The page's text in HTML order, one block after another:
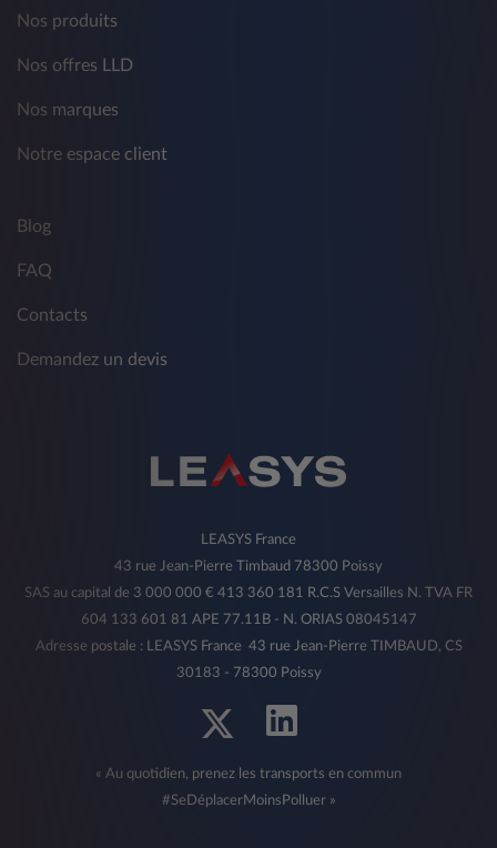
Nos produits
Nos offres LLD
Nos marques
Notre espace client
Blog
FAQ
Contacts
Demandez un devis
LEASYS France
43 rue Jean-Pierre Timbaud 78300 Poissy
SAS au capital de 3 000 000 € 413 360 181 R.C.S Versailles N. TVA FR
604 133 601 81 APE 77.11B - N. ORIAS 08045147
Adresse postale : LEASYS France 43 rue Jean-Pierre TIMBAUD, CS
30183 - 78300 Poissy
« Au quotidien, prenez les transports en commun
#SeDéplacerMoinsPolluer »